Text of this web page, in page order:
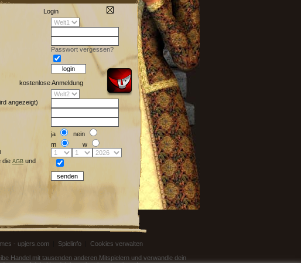
Login
Passwort vergessen?
kostenlose Anmeldung
angezeigt)
ja
nein
m
w
die AGB und
- upjers.com Spielinfo
Cookies verwalten
Handel mit tausenden anderen Mitspielern und verwandle dein